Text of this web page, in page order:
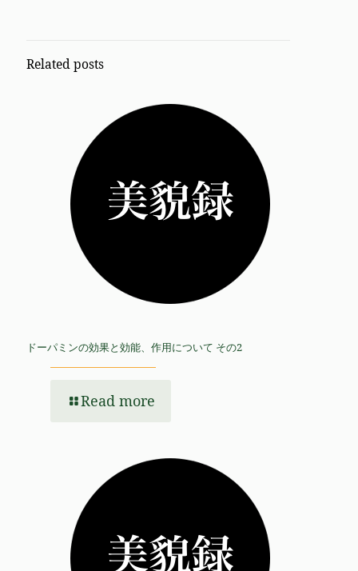
Related posts
ドーパミンの効果と効能、作用について その2
Read more